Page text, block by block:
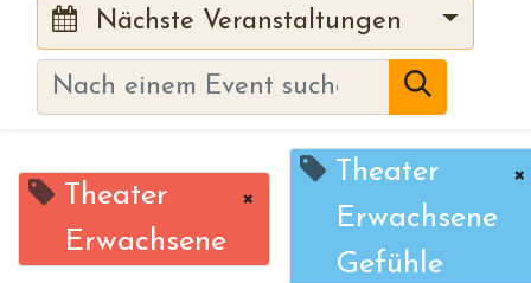
Nächste Veranstaltungen
Theater
Erwachsene
×
Theater
Erwachsene
Gefühle
×